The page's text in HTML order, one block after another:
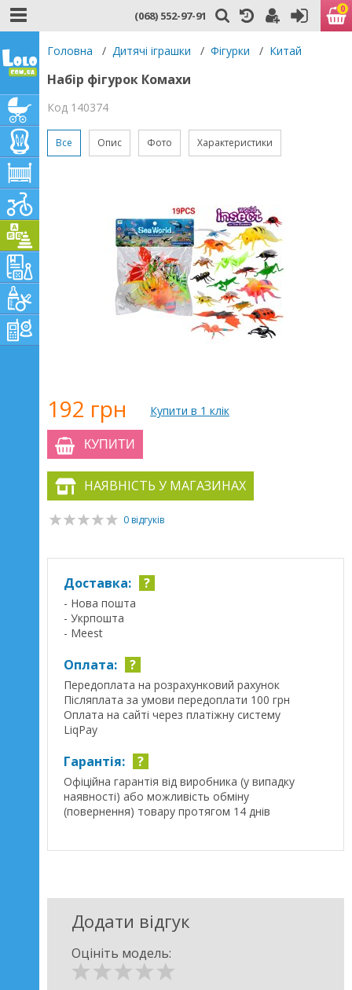
(068) 552-97-91 0
Головна / Дитячі іграшки / Фігурки / Китай
Набір фігурок Комахи
Код 140374
Все Опис Фото Характеристики
192 грн Купити в 1 клік
КУПИТИ
НАЯВНІСТЬ У МАГАЗИНАХ
0 відгуків
Доставка: ?
- Нова пошта
- Укрпошта
- Meest
Оплата: ?
Передоплата на розрахунковий рахунок
Післяплата за умови передоплати 100 грн
Оплата на сайті через платіжну систему
LiqPay
Гарантія: ?
Офіційна гарантія від виробника (у випадку
наявності) або можливість обміну
(повернення) товару протягом 14 днів
Додати відгук
Оцініть модель: